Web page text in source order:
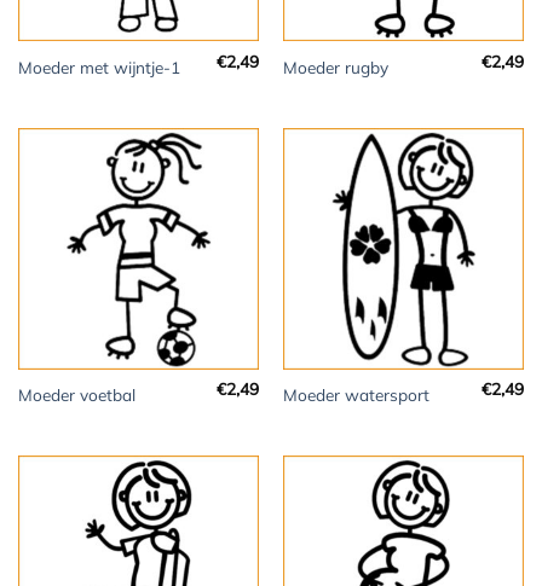
Moeder met wijntje-1 €2,49 Moeder rugby €2,49
Moeder voetbal €2,49 Moeder watersport €2,49